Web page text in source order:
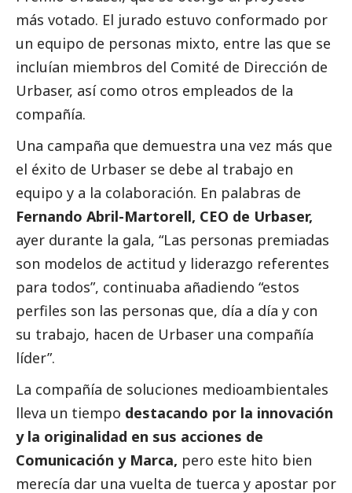
más votado. El jurado estuvo conformado por
un equipo de personas mixto, entre las que se
incluían miembros del Comité de Dirección de
Urbaser, así como otros empleados de la
compañía.
Una campaña que demuestra una vez más que
el éxito de Urbaser se debe al trabajo en
equipo y a la colaboración. En palabras de
Fernando Abril-Martorell, CEO de Urbaser,
ayer durante la gala, “Las personas premiadas
son modelos de actitud y liderazgo referentes
para todos”, continuaba añadiendo “estos
perfiles son las personas que, día a día y con
su trabajo, hacen de Urbaser una compañía
líder”.
La compañía de soluciones medioambientales
lleva un tiempo destacando por la innovación
y la originalidad en sus acciones de
Comunicación y Marca, pero este hito bien
merecía dar una vuelta de tuerca y apostar por